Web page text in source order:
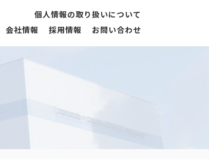
会社情報 採用情報 お問い合わせ
個人情報の取り扱いについて